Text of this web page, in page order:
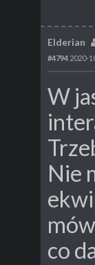
Elderian
#4794 2020-
W
Nie
co